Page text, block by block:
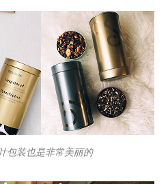
包装也是非常美丽的